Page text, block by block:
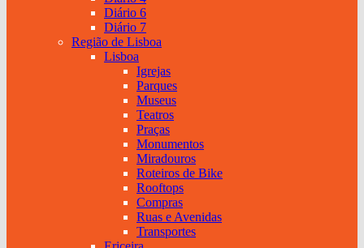
Diário 6
Diário 7
Região de Lisboa
Lisboa
Igrejas
Parques
Museus
Teatros
Praças
Monumentos
Miradouros
Roteiros de Bike
Rooftops
Compras
Ruas e Avenidas
Transportes